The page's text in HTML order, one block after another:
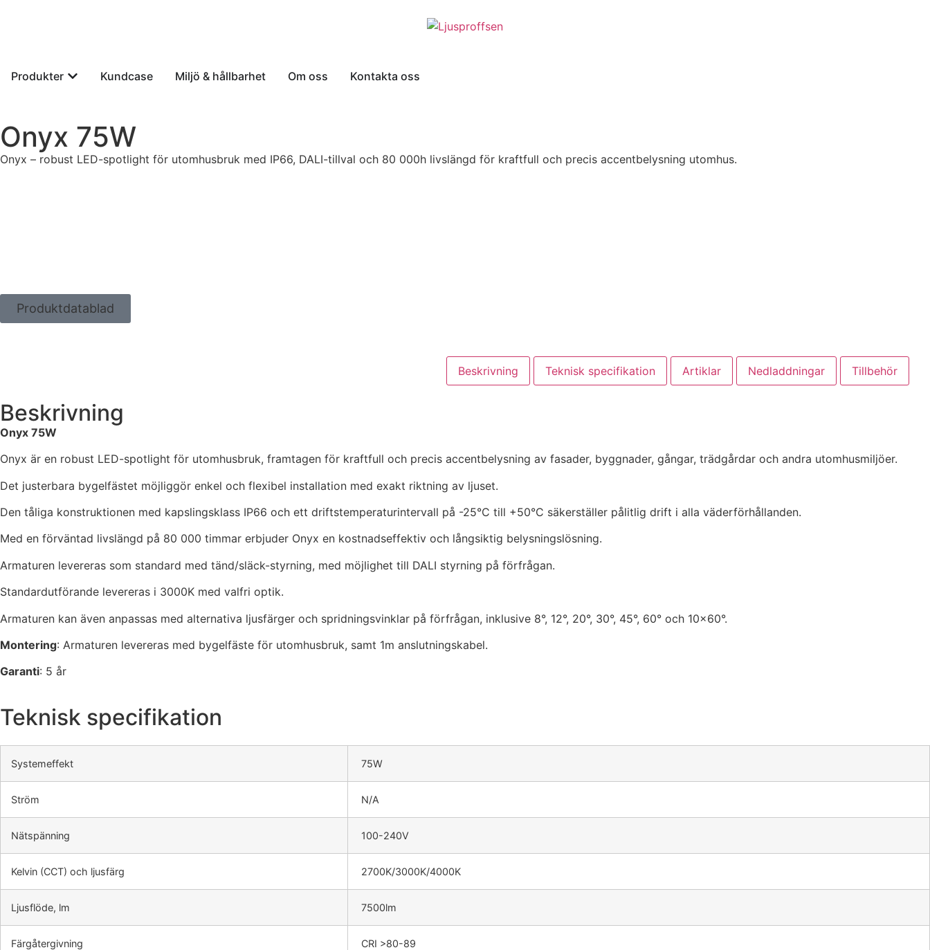
Produkter Kundcase Miljö & hållbarhet Om oss Kontakta oss
Onyx 75W
Onyx – robust LED-spotlight för utomhusbruk med IP66, DALI-tillval och 80 000h livslängd för kraftfull och precis accentbelysning utomhus.
Produktdatablad
Beskrivning Teknisk specifikation Artiklar Nedladdningar Tillbehör
Beskrivning
Onyx 75W
Onyx är en robust LED-spotlight för utomhusbruk, framtagen för kraftfull och precis accentbelysning av fasader, byggnader, gångar, trädgårdar och andra utomhusmiljöer.
Det justerbara bygelfästet möjliggör enkel och flexibel installation med exakt riktning av ljuset.
Den tåliga konstruktionen med kapslingsklass IP66 och ett driftstemperaturintervall på -25°C till +50°C säkerställer pålitlig drift i alla väderförhållanden.
Med en förväntad livslängd på 80 000 timmar erbjuder Onyx en kostnadseffektiv och långsiktig belysningslösning.
Armaturen levereras som standard med tänd/släck-styrning, med möjlighet till DALI styrning på förfrågan.
Standardutförande levereras i 3000K med valfri optik.
Armaturen kan även anpassas med alternativa ljusfärger och spridningsvinklar på förfrågan, inklusive 8°, 12°, 20°, 30°, 45°, 60° och 10×60°.
Montering: Armaturen levereras med bygelfäste för utomhusbruk, samt 1m anslutningskabel.
Garanti: 5 år
Teknisk specifikation
Systemeffekt 75W
Ström N/A
Nätspänning 100-240V
Kelvin (CCT) och ljusfärg 2700K/3000K/4000K
Ljusflöde, lm 7500lm
Färgåtergivning CRI >80-89